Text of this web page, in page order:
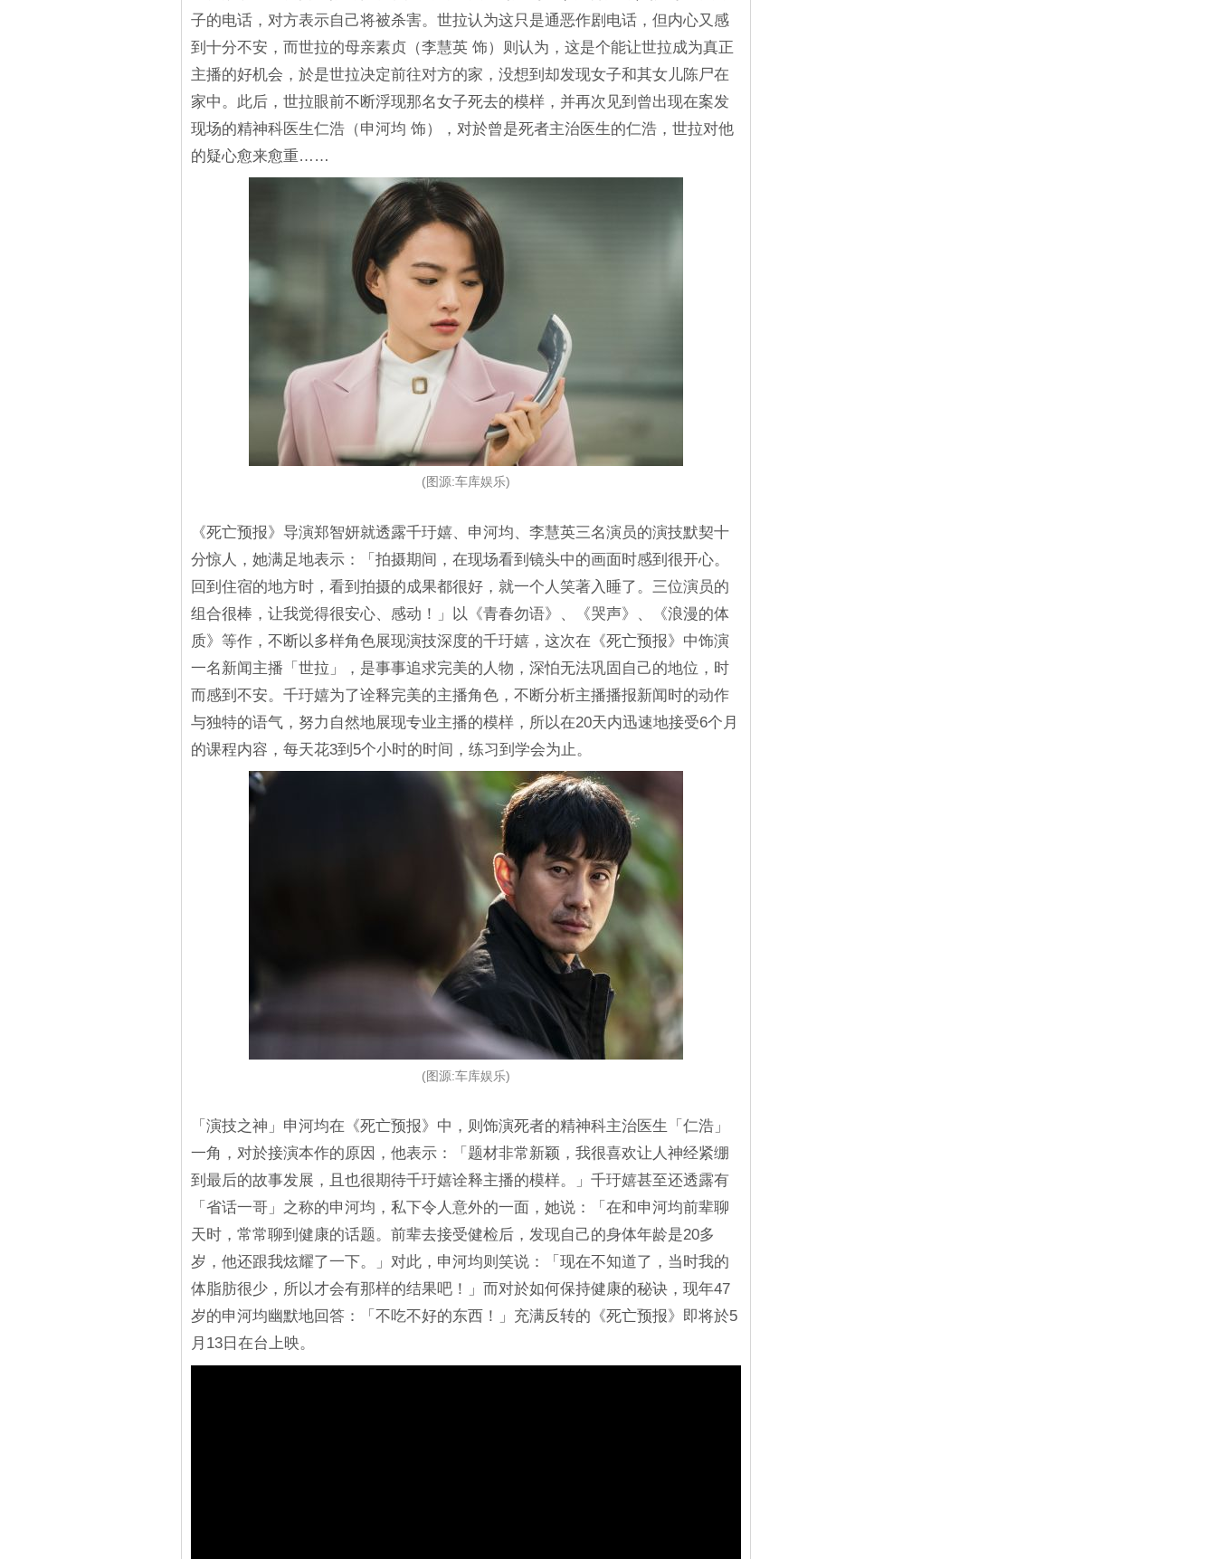
子的电话，对方表示自己将被杀害。世拉认为这只是通恶作剧电话，但内心又感
到十分不安，而世拉的母亲素贞（李慧英 饰）则认为，这是个能让世拉成为真正
主播的好机会，於是世拉决定前往对方的家，没想到却发现女子和其女儿陈尸在
家中。此后，世拉眼前不断浮现那名女子死去的模样，并再次见到曾出现在案发
现场的精神科医生仁浩（申河均 饰），对於曾是死者主治医生的仁浩，世拉对他
的疑心愈来愈重……
(图源:车库娱乐)
《死亡预报》导演郑智妍就透露千玗嬉、申河均、李慧英三名演员的演技默契十
分惊人，她满足地表示：「拍摄期间，在现场看到镜头中的画面时感到很开心。
回到住宿的地方时，看到拍摄的成果都很好，就一个人笑著入睡了。三位演员的
组合很棒，让我觉得很安心、感动！」以《青春勿语》、《哭声》、《浪漫的体
质》等作，不断以多样角色展现演技深度的千玗嬉，这次在《死亡预报》中饰演
一名新闻主播「世拉」，是事事追求完美的人物，深怕无法巩固自己的地位，时
而感到不安。千玗嬉为了诠释完美的主播角色，不断分析主播播报新闻时的动作
与独特的语气，努力自然地展现专业主播的模样，所以在20天内迅速地接受6个月
的课程内容，每天花3到5个小时的时间，练习到学会为止。
(图源:车库娱乐)
「演技之神」申河均在《死亡预报》中，则饰演死者的精神科主治医生「仁浩」
一角，对於接演本作的原因，他表示：「题材非常新颖，我很喜欢让人神经紧绷
到最后的故事发展，且也很期待千玗嬉诠释主播的模样。」千玗嬉甚至还透露有
「省话一哥」之称的申河均，私下令人意外的一面，她说：「在和申河均前辈聊
天时，常常聊到健康的话题。前辈去接受健检后，发现自己的身体年龄是20多
岁，他还跟我炫耀了一下。」对此，申河均则笑说：「现在不知道了，当时我的
体脂肪很少，所以才会有那样的结果吧！」而对於如何保持健康的秘诀，现年47
岁的申河均幽默地回答：「不吃不好的东西！」充满反转的《死亡预报》即将於5
月13日在台上映。